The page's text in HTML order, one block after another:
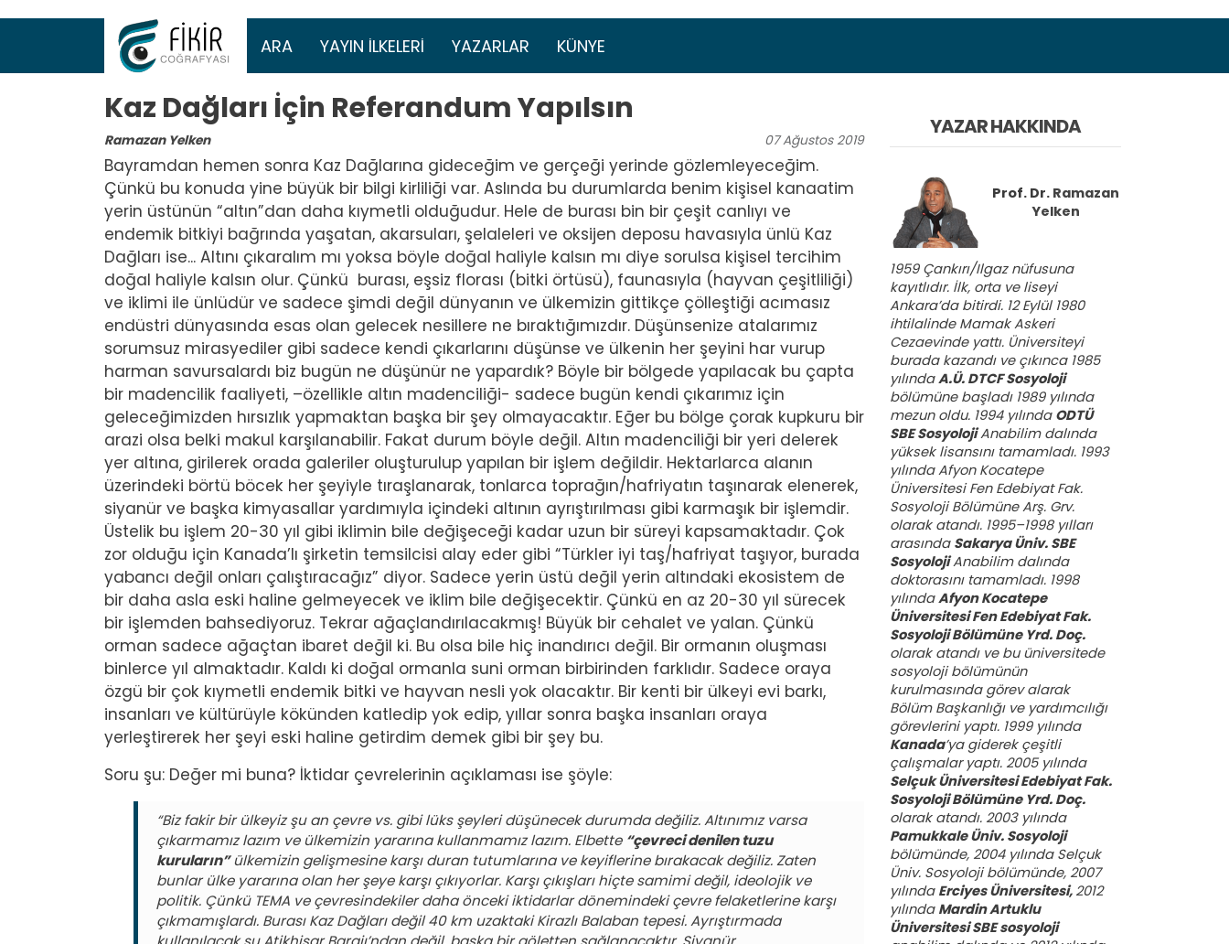
Ana gezinti menüsü
ARA YAYIN İLKELERI YAZARLAR KÜNYE
Kaz Dağları İçin Referandum Yapılsın
Ramazan Yelken 07 Ağustos 2019
Bayramdan hemen sonra Kaz Dağlarına gideceğim ve gerçeği yerinde gözlemleyeceğim.
Çünkü bu konuda yine büyük bir bilgi kirliliği var. Aslında bu durumlarda benim kişisel kanaatim
yerin üstünün “altın”dan daha kıymetli olduğudur. Hele de burası bin bir çeşit canlıyı ve
endemik bitkiyi bağrında yaşatan, akarsuları, şelaleleri ve oksijen deposu havasıyla ünlü Kaz
Dağları ise... Altını çıkaralım mı yoksa böyle doğal haliyle kalsın mı diye sorulsa kişisel tercihim
doğal haliyle kalsın olur. Çünkü burası, eşsiz florası (bitki örtüsü), faunasıyla (hayvan çeşitliliği)
ve iklimi ile ünlüdür ve sadece şimdi değil dünyanın ve ülkemizin gittikçe çölleştiği acımasız
endüstri dünyasında esas olan gelecek nesillere ne bıraktığımızdır. Düşünsenize atalarımız
sorumsuz mirasyediler gibi sadece kendi çıkarlarını düşünse ve ülkenin her şeyini har vurup
harman savursalardı biz bugün ne düşünür ne yapardık? Böyle bir bölgede yapılacak bu çapta
bir madencilik faaliyeti, –özellikle altın madenciliği- sadece bugün kendi çıkarımız için
geleceğimizden hırsızlık yapmaktan başka bir şey olmayacaktır. Eğer bu bölge çorak kupkuru bir
arazi olsa belki makul karşılanabilir. Fakat durum böyle değil. Altın madenciliği bir yeri delerek
yer altına, girilerek orada galeriler oluşturulup yapılan bir işlem değildir. Hektarlarca alanın
üzerindeki börtü böcek her şeyiyle tıraşlanarak, tonlarca toprağın/hafriyatın taşınarak elenerek,
siyanür ve başka kimyasallar yardımıyla içindeki altının ayrıştırılması gibi karmaşık bir işlemdir.
Üstelik bu işlem 20-30 yıl gibi iklimin bile değişeceği kadar uzun bir süreyi kapsamaktadır. Çok
zor olduğu için Kanada’lı şirketin temsilcisi alay eder gibi “Türkler iyi taş/hafriyat taşıyor, burada
yabancı değil onları çalıştıracağız” diyor. Sadece yerin üstü değil yerin altındaki ekosistem de
bir daha asla eski haline gelmeyecek ve iklim bile değişecektir. Çünkü en az 20-30 yıl sürecek
bir işlemden bahsediyoruz. Tekrar ağaçlandırılacakmış! Büyük bir cehalet ve yalan. Çünkü
orman sadece ağaçtan ibaret değil ki. Bu olsa bile hiç inandırıcı değil. Bir ormanın oluşması
binlerce yıl almaktadır. Kaldı ki doğal ormanla suni orman birbirinden farklıdır. Sadece oraya
özgü bir çok kıymetli endemik bitki ve hayvan nesli yok olacaktır. Bir kenti bir ülkeyi evi barkı,
insanları ve kültürüyle kökünden katledip yok edip, yıllar sonra başka insanları oraya
yerleştirerek her şeyi eski haline getirdim demek gibi bir şey bu.
Soru şu: Değer mi buna? İktidar çevrelerinin açıklaması ise şöyle:
“Biz fakir bir ülkeyiz şu an çevre vs. gibi lüks şeyleri düşünecek durumda değiliz. Altınımız varsa
çıkarmamız lazım ve ülkemizin yararına kullanmamız lazım. Elbette “çevreci denilen tuzu
kuruların”ülkemizin gelişmesine karşı duran tutumlarına ve keyiflerine bırakacak değiliz. Zaten
bunlar ülke yararına olan her şeye karşı çıkıyorlar. Karşı çıkışları hiçte samimi değil, ideolojik ve
politik. Çünkü TEMA ve çevresindekiler daha önceki iktidarlar dönemindeki çevre felaketlerine karşı
çıkmamışlardı. Burası Kaz Dağları değil 40 km uzaktaki Kirazlı Balaban tepesi. Ayrıştırmada
YAZAR HAKKINDA
Prof. Dr. Ramazan
Yelken
1959 Çankırı/Ilgaz nüfusuna
kayıtlıdır. İlk, orta ve liseyi
Ankara’da bitirdi. 12 Eylül 1980
ihtilalinde Mamak Askeri
Cezaevinde yattı. Üniversiteyi
burada kazandı ve çıkınca 1985
yılındaA.Ü. DTCF Sosyoloji
bölümüne başladı 1989 yılında
mezun oldu. 1994 yılında ODTÜ
SBE SosyolojiAnabilim dalında
yüksek lisansını tamamladı. 1993
yılında Afyon Kocatepe
Üniversitesi Fen Edebiyat Fak.
Sosyoloji Bölümüne Arş. Grv.
olarak atandı. 1995–1998 yılları
arasında Sakarya Üniv. SBE
SosyolojiAnabilim dalında
doktorasını tamamladı. 1998
yılındaAfyon Kocatepe
Üniversitesi Fen Edebiyat Fak.
Sosyoloji Bölümüne Yrd. Doç.
olarak atandı ve bu üniversitede
sosyoloji bölümünün
kurulmasında görev alarak
Bölüm Başkanlığı ve yardımcılığı
görevlerini yaptı. 1999 yılında
Kanada’ya giderek çeşitli
çalışmalar yaptı. 2005 yılında
Selçuk Üniversitesi Edebiyat Fak.
Sosyoloji Bölümüne Yrd. Doç.
olarak atandı. 2003 yılında
Pamukkale Üniv. Sosyoloji
bölümünde, 2004 yılında Selçuk
Üniv. Sosyoloji bölümünde, 2007
yılında Erciyes Üniversitesi, 2012
yılında Mardin Artuklu
Üniversitesi SBE sosyoloji